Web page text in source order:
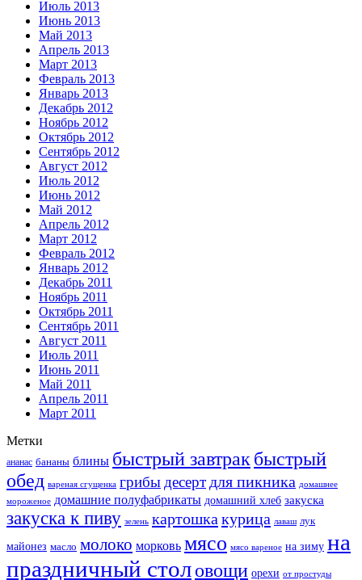
Июль 2013
Июнь 2013
Май 2013
Апрель 2013
Март 2013
Февраль 2013
Январь 2013
Декабрь 2012
Ноябрь 2012
Октябрь 2012
Сентябрь 2012
Август 2012
Июль 2012
Июнь 2012
Май 2012
Апрель 2012
Март 2012
Февраль 2012
Январь 2012
Декабрь 2011
Ноябрь 2011
Октябрь 2011
Сентябрь 2011
Август 2011
Июль 2011
Июнь 2011
Май 2011
Апрель 2011
Март 2011
Метки
ананас бананы блины быстрый завтрак быстрый
обед вареная сгущенка грибы десерт для пикника домашнее
мороженое домашние полуфабрикаты домашний хлеб закуска
закуска к пиву зелень картошка курица лаваш лук
майонез масло молоко морковь мясо мясо вареное на зиму на
праздничный столовощи орехи от простуды